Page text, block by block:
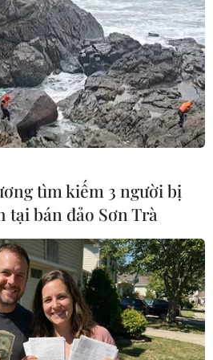
tìm kiếm 3 người bị
tại bán đảo Sơn Trà